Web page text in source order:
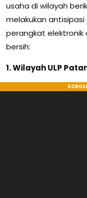
usaha di wilayah
melakukan
perangkat
bersih:
1. Wilayah ULP